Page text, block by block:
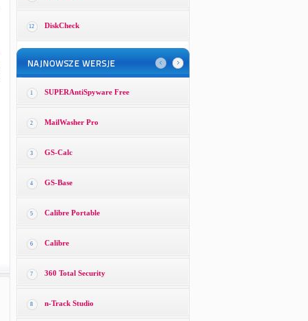
12 DiskCheck
1 SUPERAntiSpyware Free
2 MailWasher Pro
3 GS-Calc
4 GS-Base
5 Calibre Portable
6 Calibre
7 360 Total Security
8 n-Track Studio